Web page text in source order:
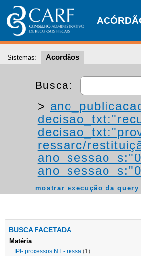
Sistemas: Acordãos
Busca:
>
ressarc/
mostrar execução da query
BUSCA FACETADA
Matéria
IPI- processos NT - ressa (1)